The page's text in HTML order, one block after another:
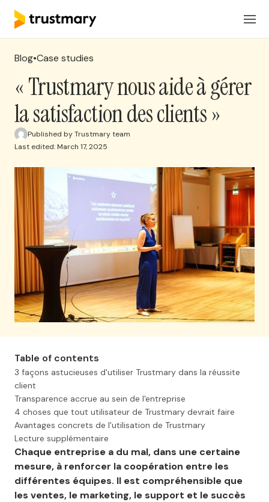
Produits
Solutions
Tarification
Réserver une réunion
FR
Connexion
Blog•Case studies
« Trustmary nous aide à gérer
la satisfaction des clients »
Published by Trustmary team
Last edited: March 17, 2025
Table of contents
3 façons astucieuses d'utiliser Trustmary dans la réussite
client
Transparence accrue au sein de l'entreprise
4 choses que tout utilisateur de Trustmary devrait faire
Avantages concrets de l'utilisation de Trustmary
Lecture supplémentaire
Chaque entreprise a du mal, dans une certaine
mesure, à renforcer la coopération entre les
différentes équipes. Il est compréhensible que
les ventes, le marketing, le support et le succès